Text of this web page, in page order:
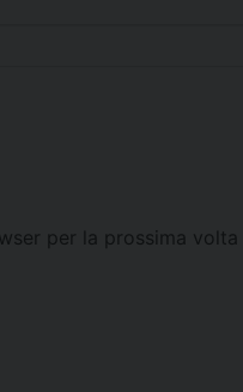
per la prossima